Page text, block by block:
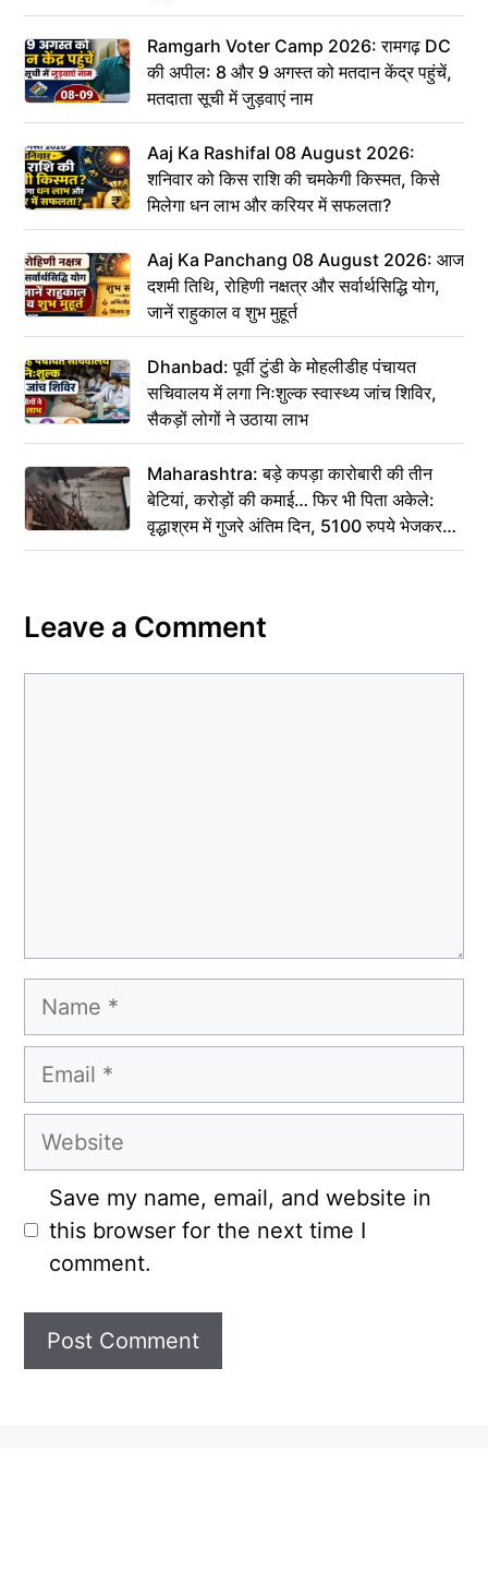
Ramgarh Voter Camp 2026: रामगढ़ DC
की अपील: 8 और 9 अगस्त को मतदान केंद्र पहुंचें,
मतदाता सूची में जुड़वाएं नाम
Aaj Ka Rashifal 08 August 2026:
शनिवार को किस राशि की चमकेगी किस्मत, किसे
मिलेगा धन लाभ और करियर में सफलता?
Aaj Ka Panchang 08 August 2026: आज
दशमी तिथि, रोहिणी नक्षत्र और सर्वार्थसिद्धि योग,
जानें राहुकाल व शुभ मुहूर्त
Dhanbad: पूर्वी टुंडी के मोहलीडीह पंचायत
सचिवालय में लगा निःशुल्क स्वास्थ्य जांच शिविर,
सैकड़ों लोगों ने उठाया लाभ
Maharashtra: बड़े कपड़ा कारोबारी की तीन
बेटियां, करोड़ों की कमाई… फिर भी पिता अकेले:
वृद्धाश्रम में गुजरे अंतिम दिन, 5100 रुपये भेजकर
कहा– अंतिम संस्कार कर दीजिए हम नहीं आ पाएंगे
Leave a Comment
Name
Email
Website
Save my name, email, and website in
this browser for the next time I
comment.